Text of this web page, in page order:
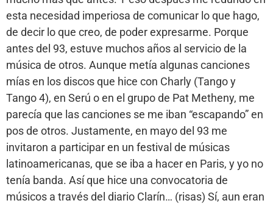
esta necesidad imperiosa de comunicar lo que hago,
de decir lo que creo, de poder expresarme. Porque
antes del 93, estuve muchos años al servicio de la
música de otros. Aunque metía algunas canciones
mías en los discos que hice con Charly (Tango y
Tango 4), en Serú o en el grupo de Pat Metheny, me
parecía que las canciones se me iban “escapando” en
pos de otros. Justamente, en mayo del 93 me
invitaron a participar en un festival de músicas
latinoamericanas, que se iba a hacer en Paris, y yo no
tenía banda. Así que hice una convocatoria de
músicos a través del diario Clarín… (risas) Sí, aun eran